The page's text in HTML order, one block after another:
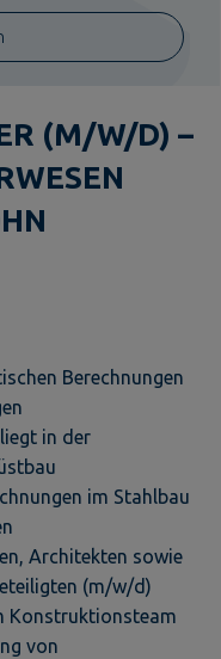
(M/W/D) –
Berechnungen
in der
im Stahlbau
Architekten sowie
(m/w/d)
Konstruktionsteam
von